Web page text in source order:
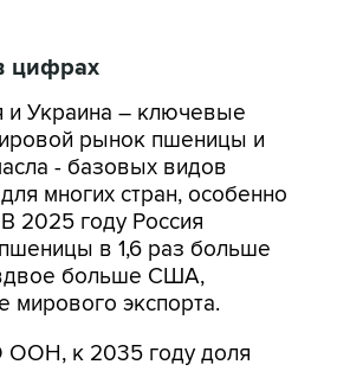
цифрах
и Украина – ключевые
рынок пшеницы и
- базовых видов
многих стран, особенно
2025 году Россия
в 1,6 раз больше
больше США,
мирового экспорта.
к 2035 году доля